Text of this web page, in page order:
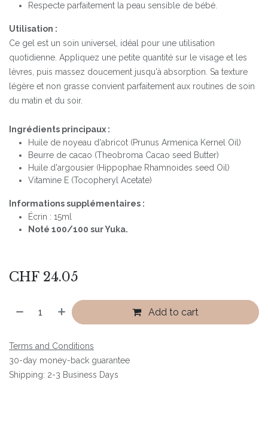
Respecte parfaitement la peau sensible de bébé.
Utilisation :
Ce gel est un soin universel, idéal pour une utilisation
quotidienne. Appliquez une petite quantité sur le visage et les
lèvres, puis massez doucement jusqu'à absorption. Sa texture
légère et non grasse convient parfaitement aux routines de soin
du matin et du soir.
Ingrédients principaux :
Huile de noyeau d'abricot (Prunus Armenica Kernel Oil)
Beurre de cacao (Theobroma Cacao seed Butter)
Huile d'argousier (Hippophae Rhamnoides seed Oil)
Vitamine E (Tocopheryl Acetate)
Informations supplémentaires :
Écrin : 15ml
Noté 100/100 sur Yuka.
CHF 24.05
Add to cart
Terms and Conditions
30-day money-back guarantee
Shipping: 2-3 Business Days